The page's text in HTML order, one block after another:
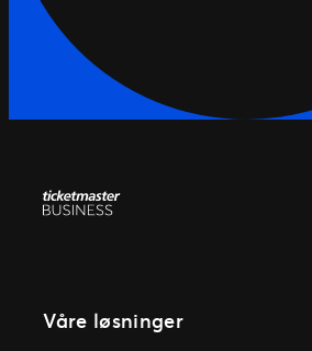
Våre løsninger